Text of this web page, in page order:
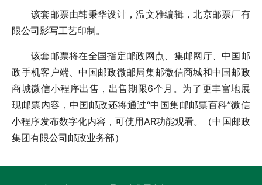
该套邮票由韩秉华设计，温文雅编辑，北京邮票厂有
限公司影写工艺印制。
该套邮票将在全国指定邮政网点、集邮网厅、中国邮
政手机客户端、中国邮政微邮局集邮微信商城和中国邮政
商城微信小程序出售，出售期限6个月。为了更丰富地展
现邮票内容，中国邮政还将通过“中国集邮邮票百科”微信
小程序发布数字化内容，可使用AR功能观看。（中国邮政
集团有限公司邮政业务部）